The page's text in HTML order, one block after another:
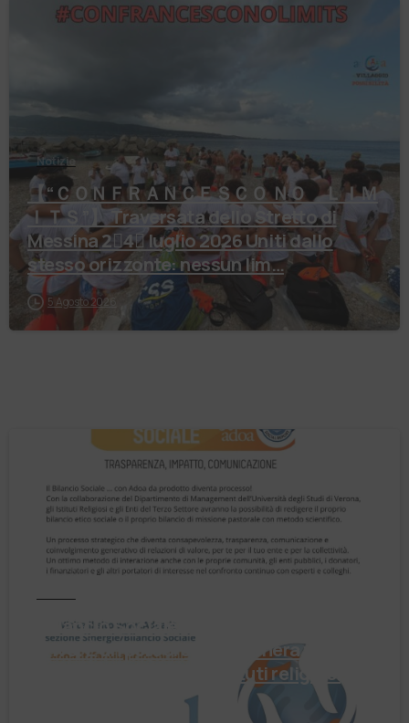
Notizie
【 “ＣＯＮＦＲＡＮＣＥＳＣＯ ＮＯ ＬＩＭ
ＩＴＳ”】 Traversata dello Stretto di
Messina 2⃣4⃣ luglio 2026 Uniti dallo
stesso orizzonte: nessun lim…
5 Agosto 2026
Il Bilancio Sociale non è un punto di
arrivo. È un percorso che genera valore!
Negli ultimi anni enti, istituti religiosi,